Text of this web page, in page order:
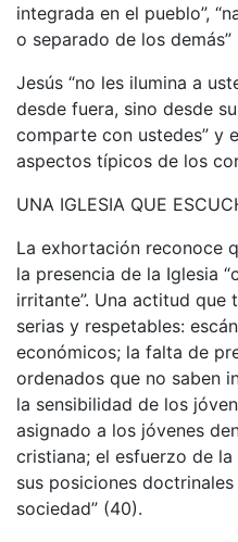
integrada en el pueblo”,
o separado de los demás”
Jesús “no les ilumina a
desde fuera, sino desde
comparte con ustedes” y
aspectos típicos de los
UNA IGLESIA QUE
La exhortación reconoce
la presencia de la Iglesia
irritante”. Una actitud que
serias y respetables:
económicos; la falta de
ordenados que no saben
la sensibilidad de los
asignado a los jóvenes
cristiana; el esfuerzo de
sus posiciones
sociedad” (40).